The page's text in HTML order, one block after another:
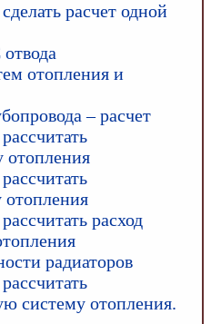
расчет одной
отопления и
– расчет
отопления
отопления
расход
радиаторов
систему отопления.